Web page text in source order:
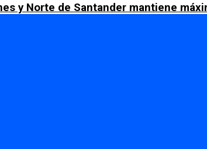
y Norte de Santander mantiene